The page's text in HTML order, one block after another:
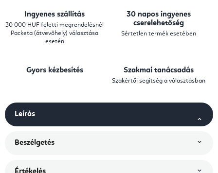
Ingyenes szállítás
30 000 HUF feletti megrendelésnél
Packeta (átvevőhely) választása
esetén
30 napos ingyenes
cserelehetőség
Sértetlen termék esetében
Gyors kézbesítés Szakmai tanácsadás
Szakértői segítség a választásban
Leírás
Beszélgetés